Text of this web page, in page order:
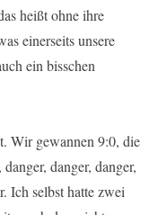
heißt ohne ihre
einerseits unsere
ein bisschen
Wir gewannen 9:0, die
danger, danger,
Ich selbst hatte zwei